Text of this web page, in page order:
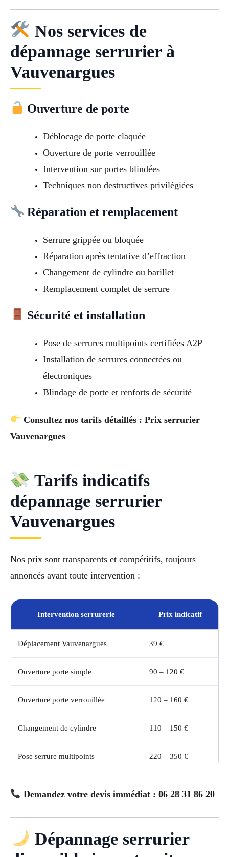
Nos services de
dépannage serrurier à
Vauvenargues
Ouverture de porte
Déblocage de porte claquée
Ouverture de porte verrouillée
Intervention sur portes blindées
Techniques non destructives privilégiées
Réparation et remplacement
Serrure grippée ou bloquée
Réparation après tentative d’effraction
Changement de cylindre ou barillet
Remplacement complet de serrure
Sécurité et installation
Pose de serrures multipoints certifiées A2P
Installation de serrures connectées ou
électroniques
Blindage de porte et renforts de sécurité
Consultez nos tarifs détaillés : Prix serrurier
Vauvenargues
Tarifs indicatifs
dépannage serrurier
Vauvenargues
Nos prix sont transparents et compétitifs, toujours
annoncés avant toute intervention :
Intervention serrurerie Prix indicatif
Déplacement Vauvenargues 39 €
Ouverture porte simple 90 – 120 €
Ouverture porte verrouillée 120 – 160 €
Changement de cylindre 110 – 150 €
Pose serrure multipoints 220 – 350 €
Demandez votre devis immédiat : 06 28 31 86 20
Dépannage serrurier